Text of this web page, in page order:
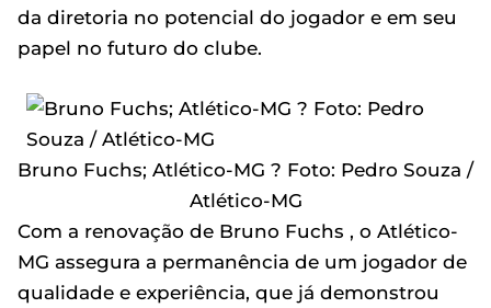
da diretoria no potencial do jogador e em seu
papel no futuro do clube.
Bruno Fuchs; Atlético-MG ? Foto: Pedro Souza /
Atlético-MG
Com a renovação de Bruno Fuchs , o Atlético-
MG assegura a permanência de um jogador de
qualidade e experiência, que já demonstrou